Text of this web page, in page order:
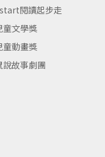
閱讀起步走
童文學獎
童動畫獎
說故事劇團